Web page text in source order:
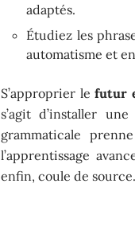
adaptés.
Étudiez les
automatisme et
S’approprier lefutur
s’agit d’installer
grammaticale
l’apprentissage
enfin, coule de source.